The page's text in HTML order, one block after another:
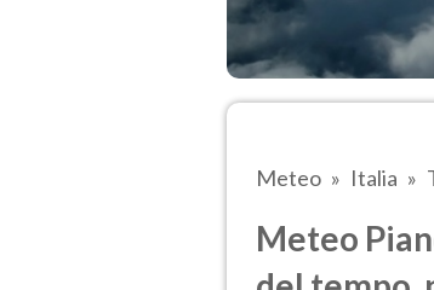
Meteo Italia
Meteo